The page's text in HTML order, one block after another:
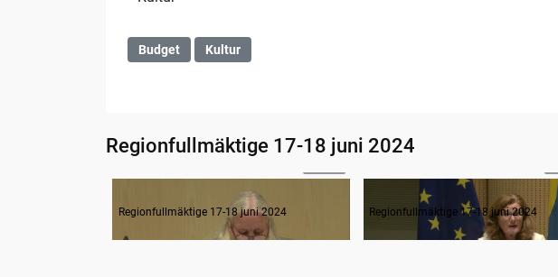
Budget Kultur
Regionfullmäktige 17-18 juni 2024
Regionfullmäktige 17-18 juni 2024 Regionfullmäktige 17-18 juni 2024